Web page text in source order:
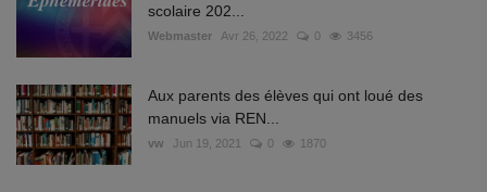
scolaire 202...
Webmaster Avr 26, 2022 0 3456
Aux parents des élèves qui ont loué des
manuels via REN...
vw Jun 19, 2021 0 1870